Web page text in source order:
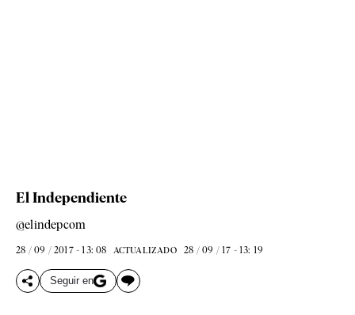
El Independiente
@elindepcom
28 / 09 / 2017 - 13: 08 ACTUALIZADO 28 / 09 / 17 - 13: 19
Seguir en